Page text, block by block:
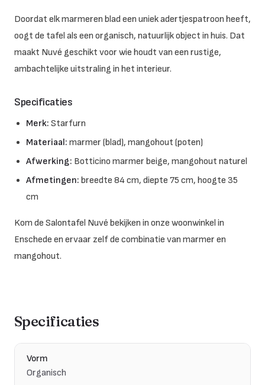
Doordat elk marmeren blad een uniek adertjespatroon heeft,
oogt de tafel als een organisch, natuurlijk object in huis. Dat
maakt Nuvé geschikt voor wie houdt van een rustige,
ambachtelijke uitstraling in het interieur.
Specificaties
Merk: Starfurn
Materiaal: marmer (blad), mangohout (poten)
Afwerking: Botticino marmer beige, mangohout naturel
Afmetingen: breedte 84 cm, diepte 75 cm, hoogte 35
cm
Kom de Salontafel Nuvé bekijken in onze woonwinkel in
Enschede en ervaar zelf de combinatie van marmer en
mangohout.
Specificaties
Vorm
Organisch